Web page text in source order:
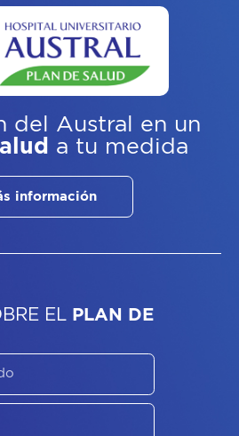
del Austral
en un
a tu medida
información
ELPLAN DE